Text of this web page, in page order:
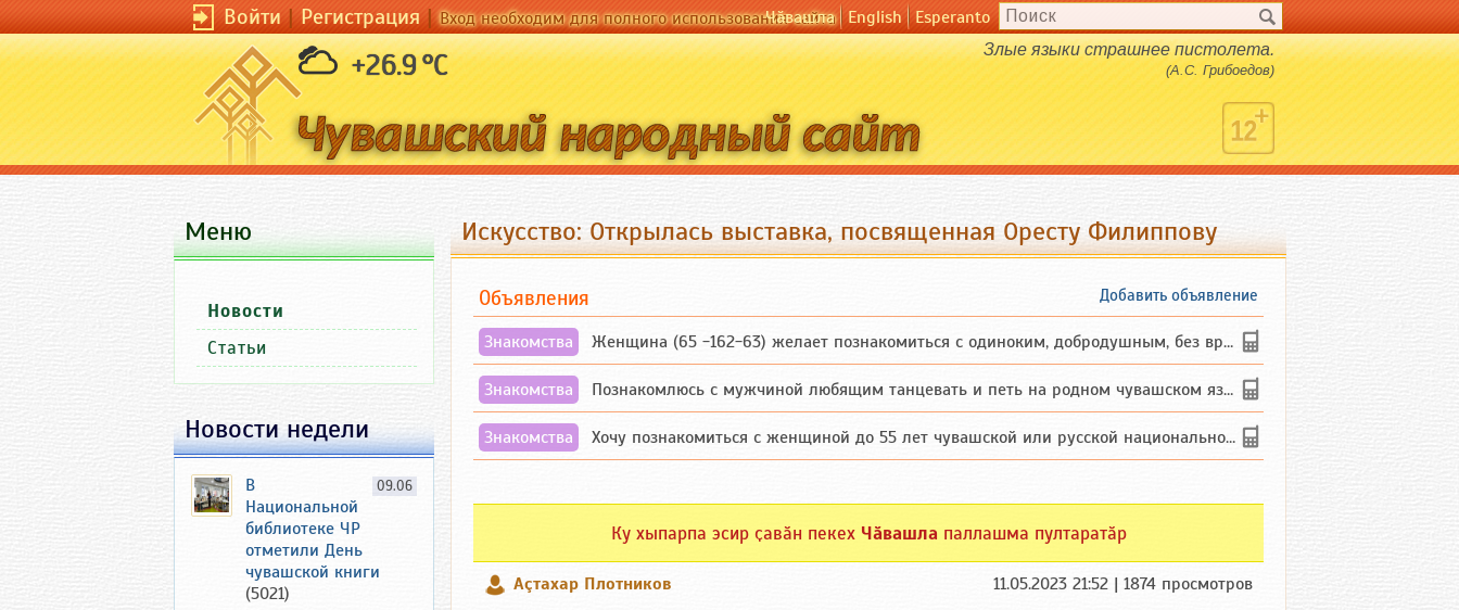
Войти|Регистрация|Вход необходим для полного использования сайта
Чӑвашла English Esperanto
+26.9 °C Злые языки страшнее пистолета.
(А.С. Грибоедов)
Искусство: Открылась выставка, посвященная Оресту Филиппову
Добавить объявление
Объявления
Знакомства Женщина (65 -162-63) желает познакомиться с одиноким, добродушным, без вредных ...
Знакомства Познакомлюсь с мужчиной любящим танцевать и петь на родном чувашском языке
Знакомства Хочу познакомиться с женщиной до 55 лет чувашской или русской национальности дл...
Ку хыпарпа эсир ҫавӑн пекех Чӑвашла паллашма пултаратӑр
Аçтахар Плотников 11.05.2023 21:52 | 1874 просмотров
Меню
Новости
Статьи
Новости недели
09.06
В
Национальной
библиотеке ЧР
отметили День
чувашской книги
(5021)